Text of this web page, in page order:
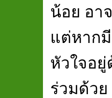
น้อย อา
แต่หากมี
หัวใจอยู่
ร่วมด้วย